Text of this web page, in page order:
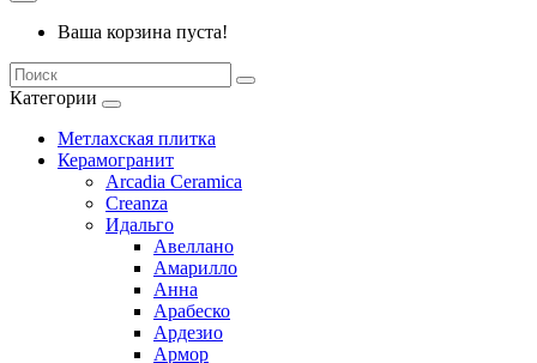
Ваша корзина пуста!
Категории
Метлахская плитка
Керамогранит
Arcadia Ceramica
Creanza
Идальго
Авеллано
Амарилло
Анна
Арабеско
Ардезио
Армор